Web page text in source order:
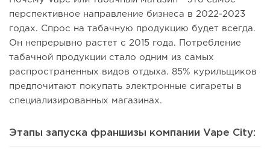
перспективное направление бизнеса в 2022-2023
годах. Спрос на табачную продукцию будет всегда.
Он непрерывно растет с 2015 года. Потребление
табачной продукции стало одним из самых
распространенных видов отдыха. 85% курильщиков
предпочитают покупать электронные сигареты в
специализированных магазинах.
Этапы запуска франшизы компании Vape City: